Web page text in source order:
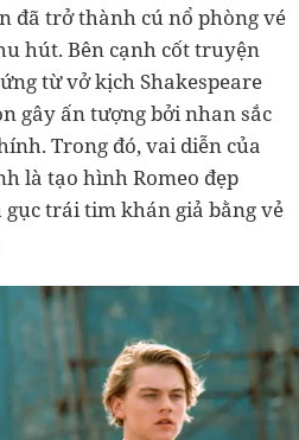
đã trở thành cú nổ phòng vé
hút. Bên cạnh cốt truyện
từ vở kịch Shakespeare
gây ấn tượng bởi nhan sắc
Trong đó, vai diễn của
là tạo hình Romeo đẹp
trái tim khán giả bằng vẻ